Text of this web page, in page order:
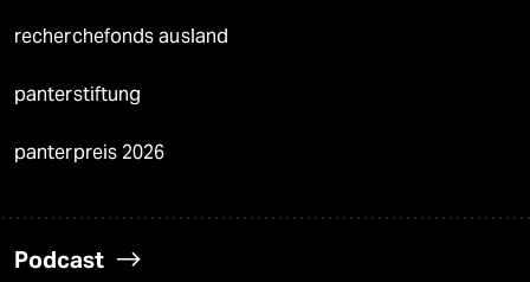
recherchefonds ausland
panterstiftung
panterpreis 2026
Podcast